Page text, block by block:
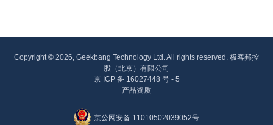
Copyright © 2026, Geekbang Technology Ltd. All rights reserved. 极客邦控
股（北京）有限公司
京 ICP 备 16027448 号 - 5
产品资质
京公网安备 11010502039052号